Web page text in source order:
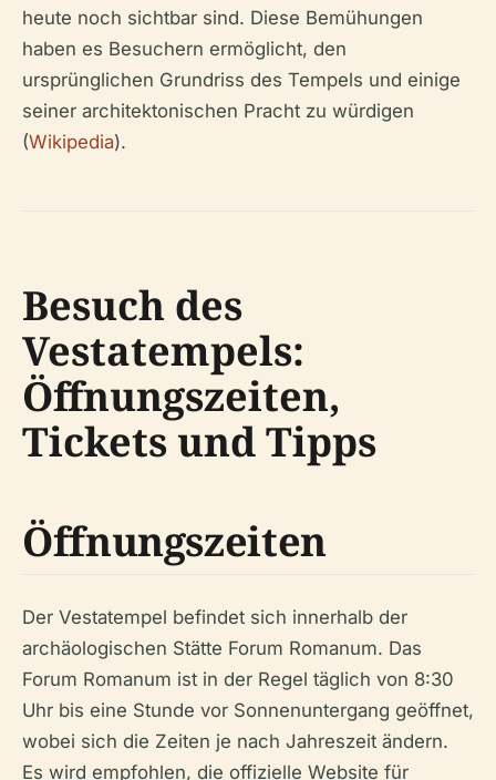
heute noch sichtbar sind. Diese Bemühungen
haben es Besuchern ermöglicht, den
ursprünglichen Grundriss des Tempels und einige
seiner architektonischen Pracht zu würdigen
(Wikipedia).
Besuch des
Vestatempels:
Öffnungszeiten,
Tickets und Tipps
Öffnungszeiten
Der Vestatempel befindet sich innerhalb der
archäologischen Stätte Forum Romanum. Das
Forum Romanum ist in der Regel täglich von 8:30
Uhr bis eine Stunde vor Sonnenuntergang geöffnet,
wobei sich die Zeiten je nach Jahreszeit ändern.
Es wird empfohlen, die offizielle Website für